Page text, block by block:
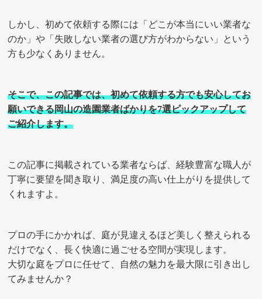
しかし、初めて依頼する際には「どこが本当にいい業者な
のか」や「失敗しない業者の選び方がわからない」という
方も少なくありません。
そこで、この記事では、初めて依頼する方でも安心してお
願いできる岡山の造園業者ばかりを7選ピックアップして
ご紹介します。
この記事に掲載されている業者ならば、経験豊富な職人が
丁寧に要望を聞き取り、満足度の高い仕上がりを提供して
くれますよ。
プロの手にかかれば、庭が見違えるほど美しく整えられる
だけでなく、長く快適に過ごせる空間が実現します。
大切な庭をプロに任せて、自然の魅力を最大限に引き出し
てみませんか？